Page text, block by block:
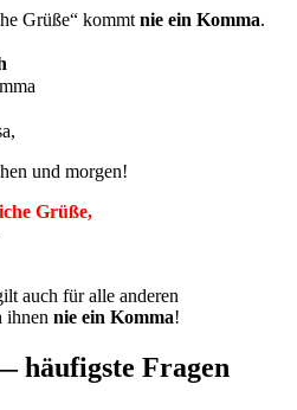
Grüße“ kommt nie ein Komma.
und morgen!
Grüße,
auch für alle anderen
ihnen nie ein Komma!
häufigste Fragen